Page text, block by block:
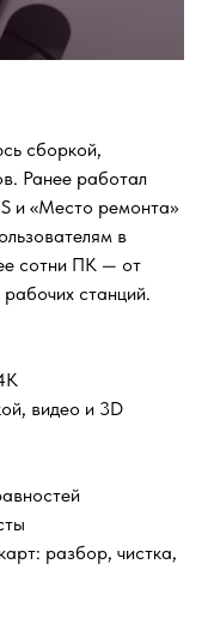
сборкой,
Ранее работал
и «Место ремонта»
в
сотни ПК — от
станций.
видео и 3D
разбор, чистка,